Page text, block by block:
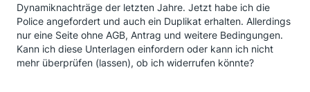
Dynamiknachträge der letzten Jahre. Jetzt habe ich die
Police angefordert und auch ein Duplikat erhalten. Allerdings
nur eine Seite ohne AGB, Antrag und weitere Bedingungen.
Kann ich diese Unterlagen einfordern oder kann ich nicht
mehr überprüfen (lassen), ob ich widerrufen könnte?